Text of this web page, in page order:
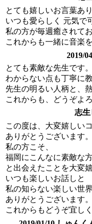
とても嬉しいお言葉あ
いつも愛らしく 元気で
私の方が毎週癒されてお
これからも一緒に音楽
2019/
とても素敵な先生です。
わからない点も丁寧に
先生の明るい人柄と、
これからも、どうぞよ
志
この度は、大変嬉しい
ありがとうございます。
私の方こそ、
福岡にこんなに素敵な
と出会えたことを大変
いつも楽しいお話しと
私の知らない楽しい世
ありがとうございます。
これからもどうぞ宜し